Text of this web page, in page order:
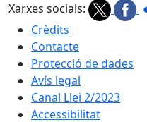
Xarxes socials:
Crèdits
Contacte
Protecció de dades
Avís legal
Canal Llei 2/2023
Accessibilitat